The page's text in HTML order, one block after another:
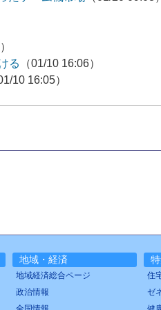
る
（01/10 16:06）
10 16:05）
地域・経済
地域経済総合ページ
政治情報
住
ゼ